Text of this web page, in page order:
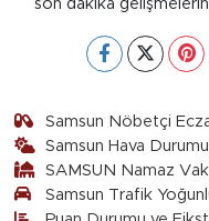
son dakika
Samsun Nöbetçi
Samsun Hava Durumu
SAMSUN Namaz
Samsun Trafik